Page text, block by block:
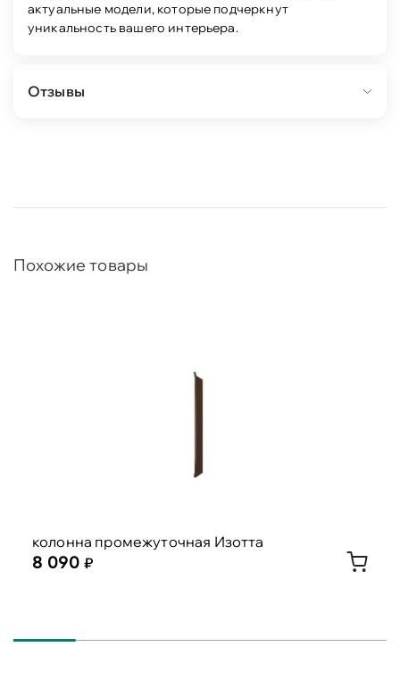
актуальные модели, которые подчеркнут
уникальность вашего интерьера.
Отзывы
Похожие товары
колонна промежуточная Изотта
8 090